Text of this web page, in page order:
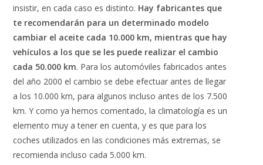
insistir, en cada caso es distinto. Hay fabricantes que
te recomendarán para un determinado modelo
cambiar el aceite cada 10.000 km, mientras que hay
vehículos a los que se les puede realizar el cambio
cada 50.000 km. Para los automóviles fabricados antes
del año 2000 el cambio se debe efectuar antes de llegar
a los 10.000 km, para algunos incluso antes de los 7.500
km. Y como ya hemos comentado, la climatología es un
elemento muy a tener en cuenta, y es que para los
coches utilizados en las condiciones más extremas, se
recomienda incluso cada 5.000 km.